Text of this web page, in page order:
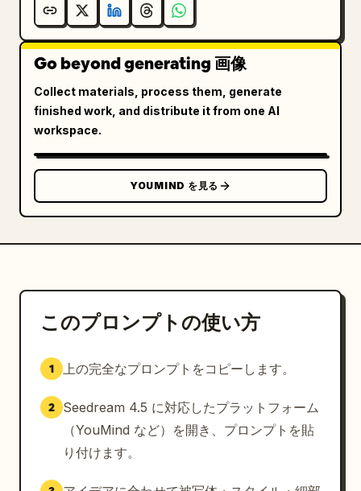
Go beyond generating 画像
Collect materials, process them, generate
finished work, and distribute it from one AI
workspace.
YOUMIND を見る
このプロンプトの使い方
1 上の完全なプロンプトをコピーします。
2
Seedream 4.5 に対応したプラットフォーム
（YouMind など）を開き、プロンプトを貼
り付けます。